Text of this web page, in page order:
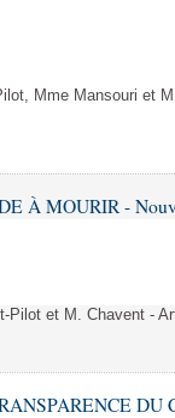
Mme Mansouri et
À MOURIR -
Pilot et M. Chavent -